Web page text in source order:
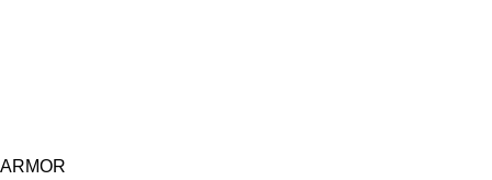
ARMOR